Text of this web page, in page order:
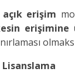
erişim
erişimine
Lisanslama